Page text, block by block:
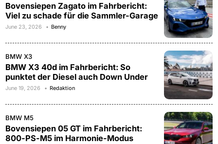
Bovensiepen Zagato im Fahrbericht:
Viel zu schade für die Sammler-Garage
June 23, 2026 Benny
BMW X3
BMW X3 40d im Fahrbericht: So
punktet der Diesel auch Down Under
June 19, 2026 Redaktion
BMW M5
Bovensiepen 05 GT im Fahrbericht:
800-PS-M5 im Harmonie-Modus